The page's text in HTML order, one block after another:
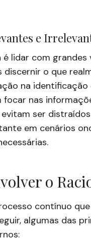
e
lidar com grandes
o que
na identificação
nas
ser
em cenários
o
contínuo
algumas das